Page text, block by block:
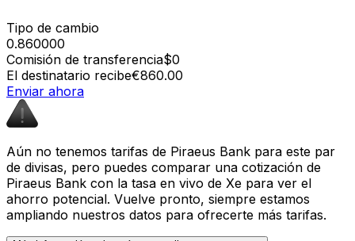
Tipo de cambio
0.860000
Comisión de transferencia$0
El destinatario recibe€860.00
Enviar ahora
Aún no tenemos tarifas de Piraeus Bank para este par
de divisas, pero puedes comparar una cotización de
Piraeus Bank con la tasa en vivo de Xe para ver el
ahorro potencial. Vuelve pronto, siempre estamos
ampliando nuestros datos para ofrecerte más tarifas.